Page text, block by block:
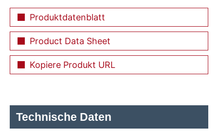
Produktdatenblatt
Product Data Sheet
Kopiere Produkt URL
Technische Daten